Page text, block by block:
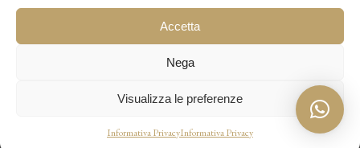
Accetta
Nega
Visualizza le preferenze
Informativa PrivacyInformativa Privacy